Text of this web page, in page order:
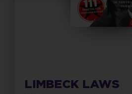
LIMBECK LAWS